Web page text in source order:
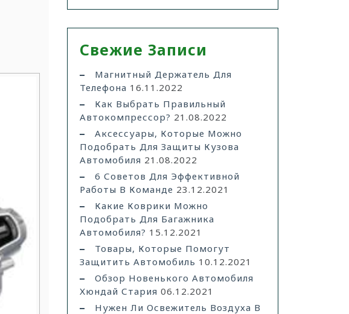
Свежие Записи
Магнитный Держатель Для
Телефона 16.11.2022
Как Выбрать Правильный
Автокомпрессор? 21.08.2022
Аксессуары, Которые Можно
Подобрать Для Защиты Кузова
Автомобиля 21.08.2022
6 Советов Для Эффективной
Работы В Команде 23.12.2021
Какие Коврики Можно
Подобрать Для Багажника
Автомобиля? 15.12.2021
Товары, Которые Помогут
Защитить Автомобиль 10.12.2021
Обзор Новенького Автомобиля
Хюндай Стария 06.12.2021
Нужен Ли Освежитель Воздуха В